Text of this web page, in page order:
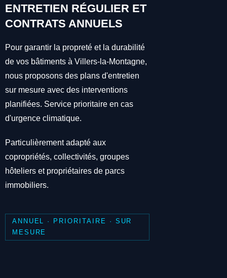
ENTRETIEN RÉGULIER ET
CONTRATS ANNUELS
Pour garantir la propreté et la durabilité
de vos bâtiments à Villers-la-Montagne,
nous proposons des plans d'entretien
sur mesure avec des interventions
planifiées. Service prioritaire en cas
d'urgence climatique.
Particulièrement adapté aux
copropriétés, collectivités, groupes
hôteliers et propriétaires de parcs
immobiliers.
ANNUEL · PRIORITAIRE · SUR
MESURE